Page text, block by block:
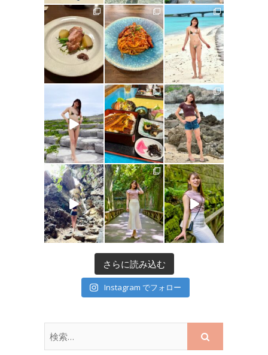
さらに読み込む
Instagram でフォロー